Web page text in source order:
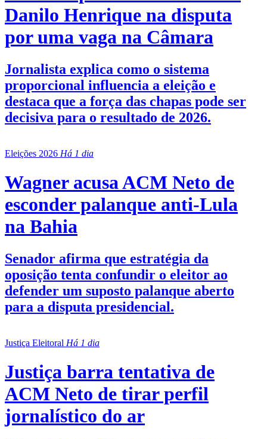
Danilo Henrique na disputa
por uma vaga na Câmara
Jornalista explica como o sistema
proporcional influencia a eleição e
destaca que a força das chapas pode ser
decisiva para o resultado de 2026.
Eleições 2026 Há 1 dia
Wagner acusa ACM Neto de
esconder palanque anti-Lula
na Bahia
Senador afirma que estratégia da
oposição tenta confundir o eleitor ao
defender um suposto palanque aberto
para a disputa presidencial.
Justiça Eleitoral Há 1 dia
Justiça barra tentativa de
ACM Neto de tirar perfil
jornalístico do ar